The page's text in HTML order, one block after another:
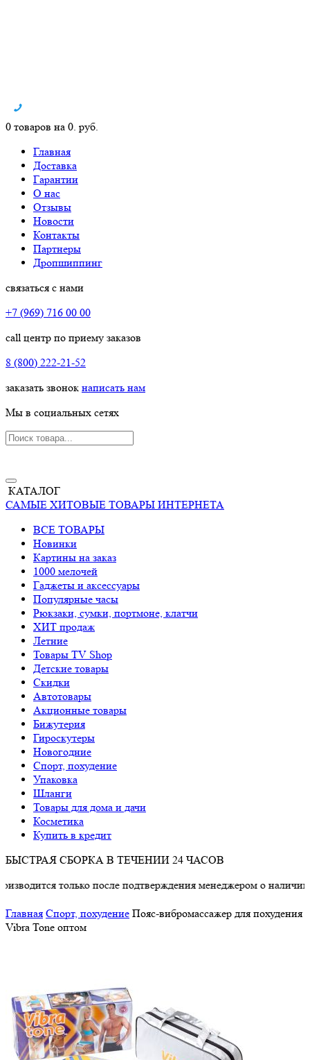
0 товаров на 0. руб.
Главная
Доставка
Гарантии
О нас
Отзывы
Новости
Контакты
Партнеры
Дропшиппинг
связаться с нами
+7 (969) 716 00 00
call центр по приему заказов
8 (800) 222-21-52
заказать звонок написать нам
Мы в социальных сетях
КАТАЛОГ
САМЫЕ ХИТОВЫЕ ТОВАРЫ ИНТЕРНЕТА
ВСЕ ТОВАРЫ
Новинки
Картины на заказ
1000 мелочей
Гаджеты и аксессуары
Популярные часы
Рюкзаки, сумки, портмоне, клатчи
ХИТ продаж
Летние
Товары TV Shop
Детские товары
Cкидки
Автотовары
Акционные товары
Бижутерия
Гироскутеры
Новогодние
Спорт, похудение
Упаковка
Шланги
Товары для дома и дачи
Косметика
Купить в кредит
БЫСТРАЯ СБОРКА В ТЕЧЕНИИ 24 ЧАСОВ
только после подтверждения менеджером о наличии
Главная Спорт, похудение Пояс-вибромассажер для похудения
Vibra Tone оптом